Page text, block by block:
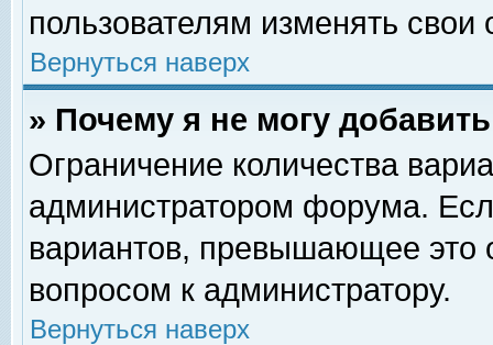
пользователям изменять свои
Вернуться наверх
» Почему я не могу
Ограничение количества
администратором форума.
вариантов, превышающее это
вопросом к администратору.
Вернуться наверх